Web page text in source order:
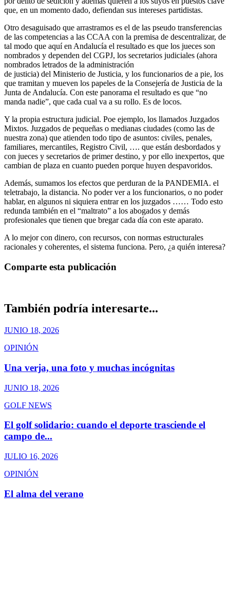
que, en un momento dado, defiendan sus intereses partidistas.
Otro desaguisado que arrastramos es el de las pseudo transferencias
de las competencias a las CCAA con la premisa de descentralizar, de
tal modo que aquí en Andalucía el resultado es que los jueces son
nombrados y dependen del CGPJ, los secretarios judiciales (ahora
nombrados letrados de la administración
de justicia) del Ministerio de Justicia, y los funcionarios de a pie, los
que tramitan y mueven los papeles de la Consejería de Justicia de la
Junta de Andalucía. Con este panorama el resultado es que “no
manda nadie”, que cada cual va a su rollo. Es de locos.
Y la propia estructura judicial. Poe ejemplo, los llamados Juzgados
Mixtos. Juzgados de pequeñas o medianas ciudades (como las de
nuestra zona) que atienden todo tipo de asuntos: civiles, penales,
familiares, mercantiles, Registro Civil, …. que están desbordados y
con jueces y secretarios de primer destino, y por ello inexpertos, que
cambian de plaza en cuanto pueden porque huyen despavoridos.
Además, sumamos los efectos que perduran de la PANDEMIA. el
teletrabajo, la distancia. No poder ver a los funcionarios, o no poder
hablar, en algunos ni siquiera entrar en los juzgados …… Todo esto
redunda también en el “maltrato” a los abogados y demás
profesionales que tienen que bregar cada día con este aparato.
A lo mejor con dinero, con recursos, con normas estructurales
racionales y coherentes, el sistema funciona. Pero, ¿a quién interesa?
Comparte esta publicación
También podría interesarte...
JUNIO 18, 2026
OPINIÓN
Una verja, una foto y muchas incógnitas
JUNIO 18, 2026
GOLF NEWS
El golf solidario: cuando el deporte trasciende el
campo de...
JULIO 16, 2026
OPINIÓN
El alma del verano